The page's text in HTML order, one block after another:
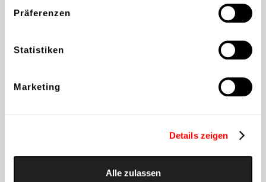
Präferenzen
Statistiken
Marketing
Details zeigen
Alle zulassen
Was all diese Räume
Anspruch, mehr zu sein als
Erlebnisse, die bleiben.